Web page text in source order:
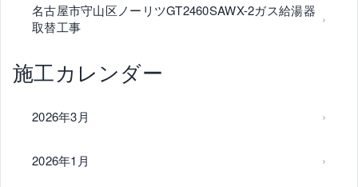
名古屋市守山区ノーリツGT2460SAWX-2ガス給湯器
取替工事
施工カレンダー
2026年3月
2026年1月